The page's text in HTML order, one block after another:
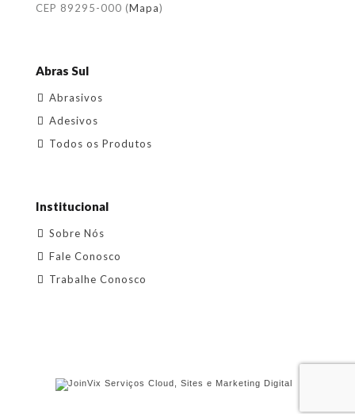
CEP 89295-000 (Mapa)
Abras Sul
Abrasivos
Adesivos
Todos os Produtos
Institucional
Sobre Nós
Fale Conosco
Trabalhe Conosco